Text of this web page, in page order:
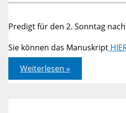
Predigt für den 2. Sonntag
Sie können das Manuskript
2.
Mose
33,17b-
Weiterlesen »